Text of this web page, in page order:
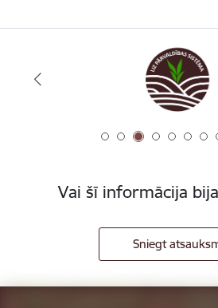
Vai šī informācija
Sniegt